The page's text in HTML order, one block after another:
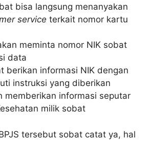
bisa langsung menanyakan
service terkait nomor kartu
meminta nomor NIK sobat
data
berikan informasi NIK dengan
instruksi yang diberikan
memberikan informasi seputar
milik sobat
tersebut sobat catat ya, hal